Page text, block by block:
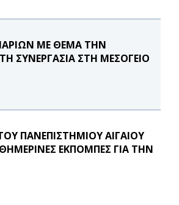
ΜΕ ΘΕΜΑ ΤΗΝ
ΣΥΝΕΡΓΑΣΙΑ ΣΤΗ ΜΕΣΟΓΕΙΟ
ΠΑΝΕΠΙΣΤΗΜΙΟΥ ΑΙΓΑΙΟΥ
ΕΚΠΟΜΠΕΣ ΓΙΑ ΤΗΝ